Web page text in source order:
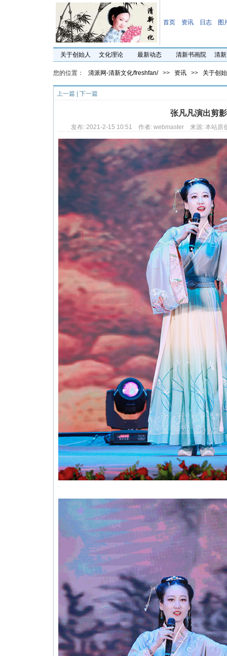
首页 资讯 日志 图
关于创始人 文化理论 最新动态 清新书画院 清
您的位置： 清派网-清新文化/freshfan/ >> 资讯 >> 关于创
上一篇 | 下一篇
张凡凡演出剪影
发布: 2021-2-15 10:51 作者: webmaster 来源: 本站原